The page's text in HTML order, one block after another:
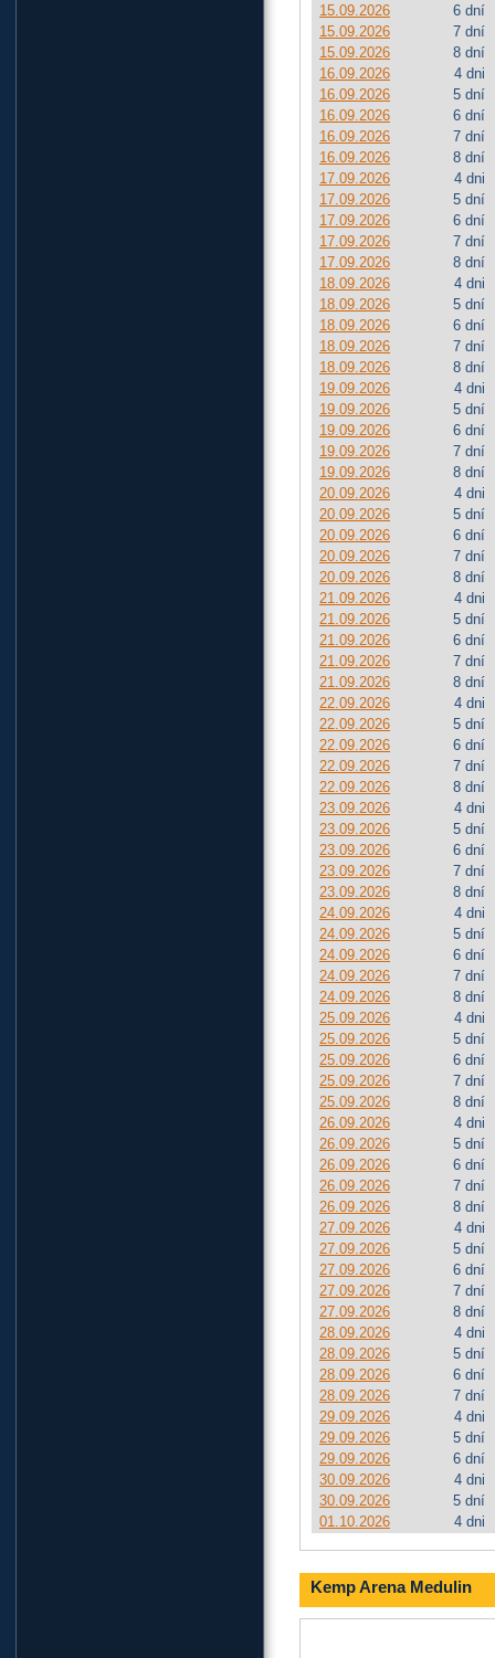
15.09.2026
6 dní
15.09.2026
7 dní
15.09.2026
8 dní
16.09.2026
4 dni
16.09.2026
5 dní
16.09.2026
6 dní
16.09.2026
7 dní
16.09.2026
8 dní
17.09.2026
4 dni
17.09.2026
5 dní
17.09.2026
6 dní
17.09.2026
7 dní
17.09.2026
8 dní
18.09.2026
4 dni
18.09.2026
5 dní
18.09.2026
6 dní
18.09.2026
7 dní
18.09.2026
8 dní
19.09.2026
4 dni
19.09.2026
5 dní
19.09.2026
6 dní
19.09.2026
7 dní
19.09.2026
8 dní
20.09.2026
4 dni
20.09.2026
5 dní
20.09.2026
6 dní
20.09.2026
7 dní
20.09.2026
8 dní
21.09.2026
4 dni
21.09.2026
5 dní
21.09.2026
6 dní
21.09.2026
7 dní
21.09.2026
8 dní
22.09.2026
4 dni
22.09.2026
5 dní
22.09.2026
6 dní
22.09.2026
7 dní
22.09.2026
8 dní
23.09.2026
4 dni
23.09.2026
5 dní
23.09.2026
6 dní
23.09.2026
7 dní
23.09.2026
8 dní
24.09.2026
4 dni
24.09.2026
5 dní
24.09.2026
6 dní
24.09.2026
7 dní
24.09.2026
8 dní
25.09.2026
4 dni
25.09.2026
5 dní
25.09.2026
6 dní
25.09.2026
7 dní
25.09.2026
8 dní
26.09.2026
4 dni
26.09.2026
5 dní
26.09.2026
6 dní
26.09.2026
7 dní
26.09.2026
8 dní
27.09.2026
4 dni
27.09.2026
5 dní
27.09.2026
6 dní
27.09.2026
7 dní
27.09.2026
8 dní
28.09.2026
4 dni
28.09.2026
5 dní
28.09.2026
6 dní
28.09.2026
7 dní
29.09.2026
4 dni
29.09.2026
5 dní
29.09.2026
6 dní
30.09.2026
4 dni
30.09.2026
5 dní
01.10.2026
4 dni
Kemp Arena Medulin